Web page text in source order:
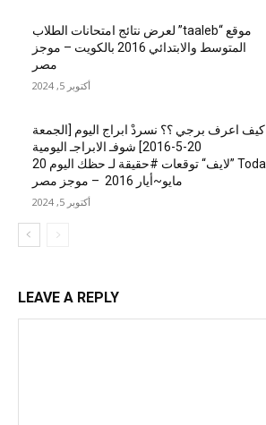
موقع “taaleb” لعرض نتائج امتحانات الطلاب
المتوسط والابتدائي 2016 بالكويت – موجز
مصر
أكتوبر 5, 2024
كيف اعرف برجي ؟؟ نسردْ ابراج اليوم [الجمعة
20-5-2016] شوفـ الابراجـ اليومية
Today ”لايف“ توقعات #حقيقة لـ حظك اليوم 20
مايو~أيار 2016 – موجز مصر
أكتوبر 5, 2024
LEAVE A REPLY